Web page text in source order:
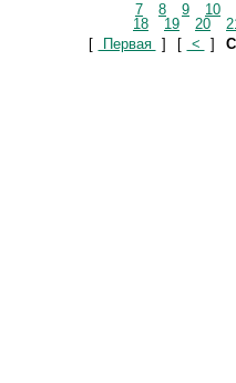
7 8 9
10
18
19 20
[
Первая ] [ < ]